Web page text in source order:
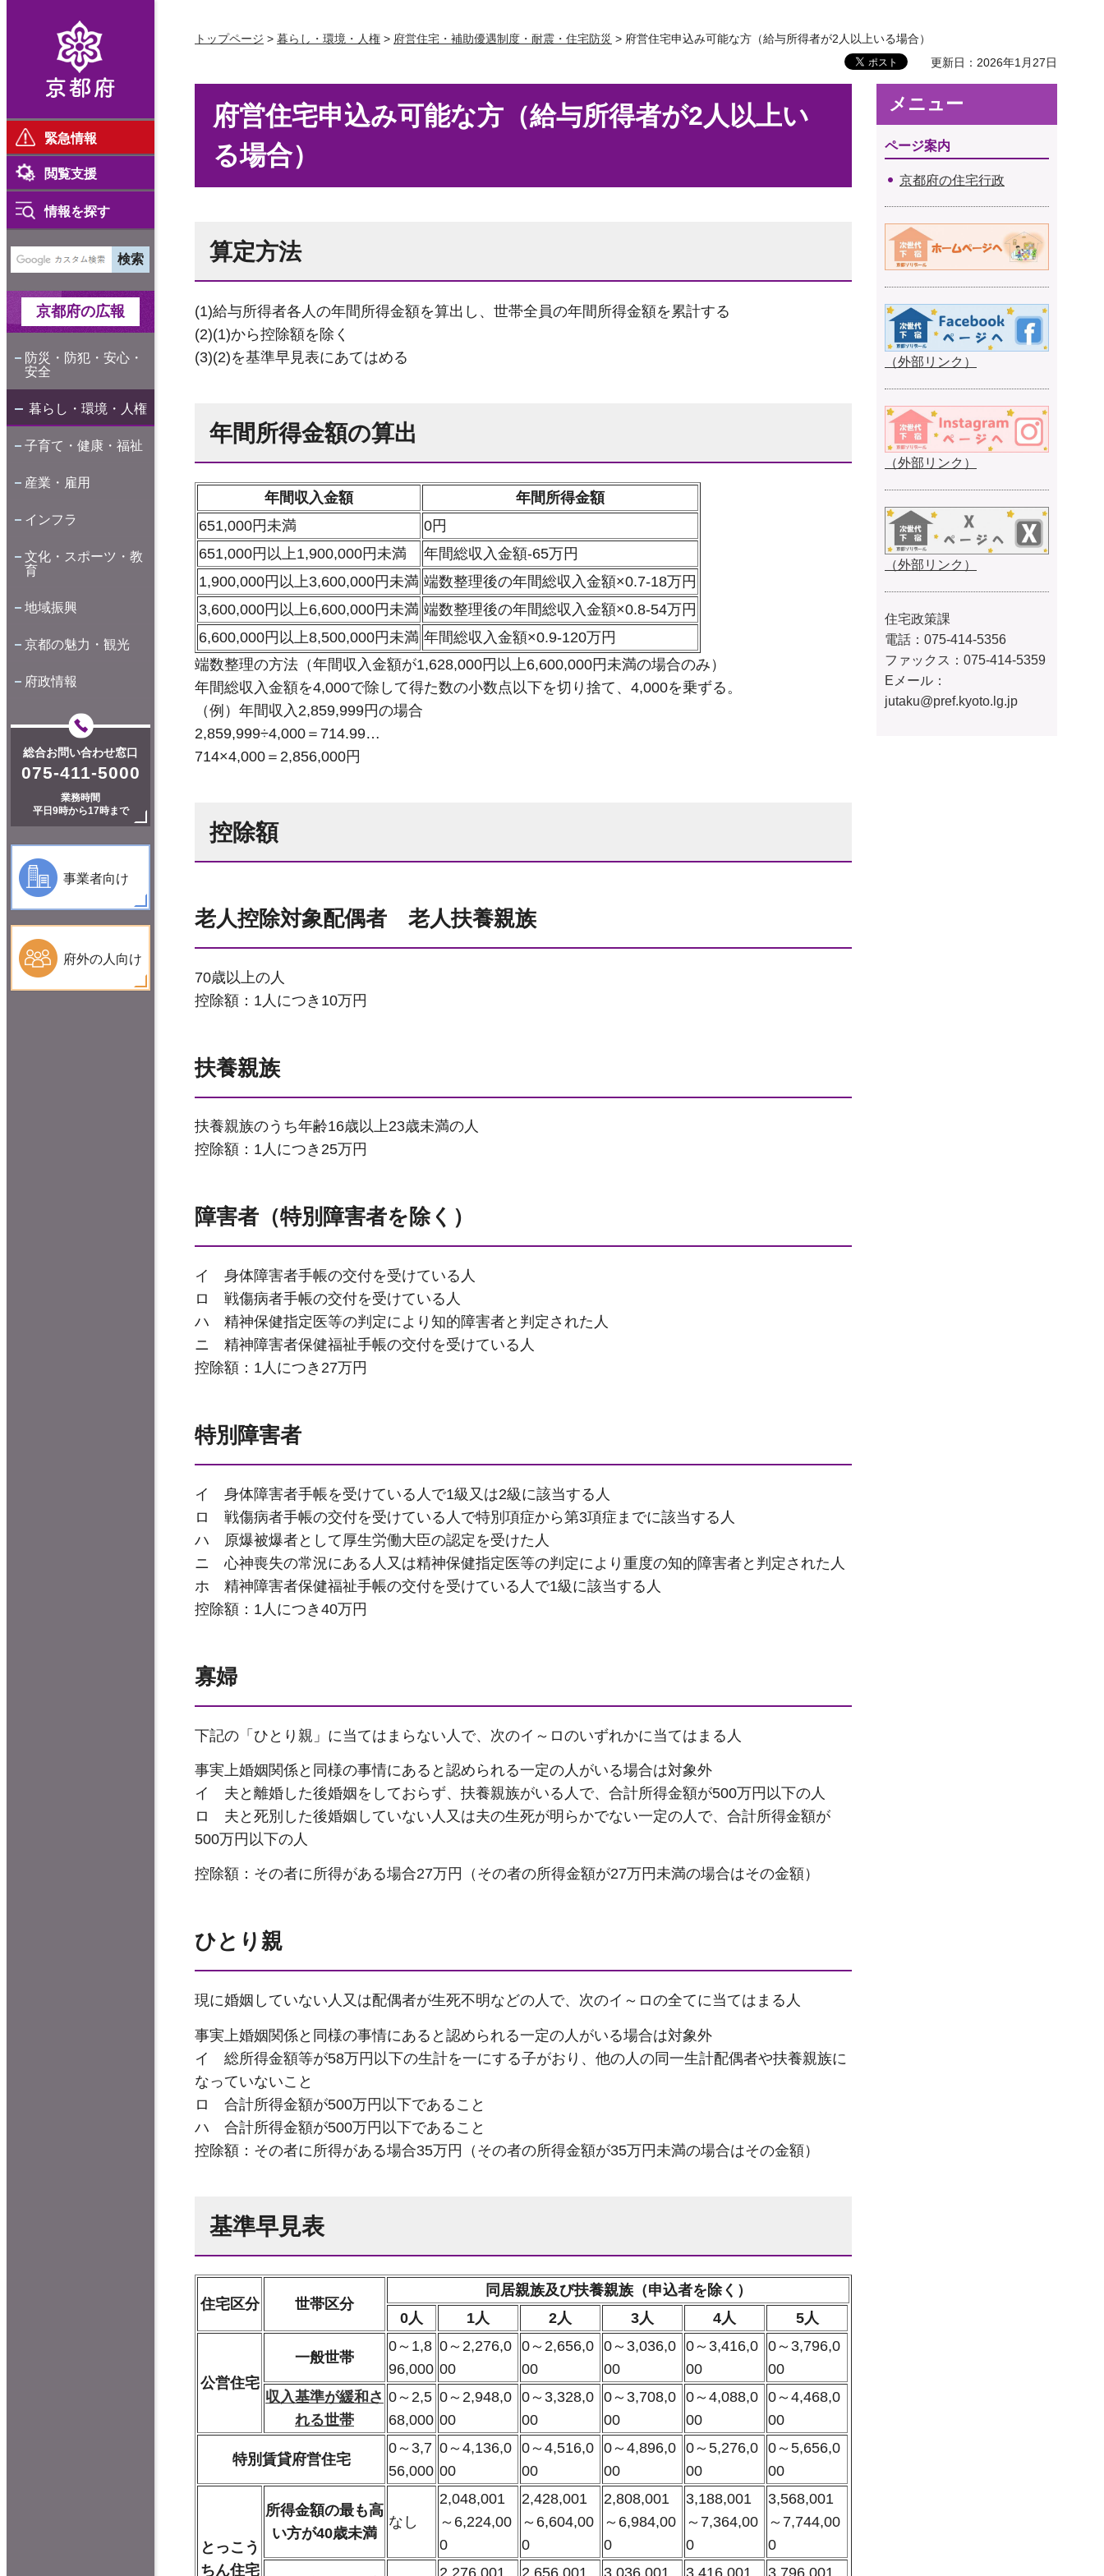
緊急情報
閲覧支援
情報を探す
京都府の広報
防災・防犯・安心・
安全
暮らし・環境・人権
子育て・健康・福祉
産業・雇用
インフラ
文化・スポーツ・教
育
地域振興
京都の魅力・観光
府政情報
総合お問い合わせ窓口
075-411-5000
業務時間
平日9時から17時まで
事業者向け
府外の人向け
トップページ > 暮らし・環境・人権 > 府営住宅・補助優遇制度・耐震・住宅防災 > 府営住宅申込み可能な方（給与所得者が2人以上いる場合）
更新日：2026年1月27日
府営住宅申込み可能な方（給与所得者が2人以上い
る場合）
算定方法
(1)給与所得者各人の年間所得金額を算出し、世帯全員の年間所得金額を累計する
(2)(1)から控除額を除く
(3)(2)を基準早見表にあてはめる
年間所得金額の算出
年間収入金額
年間所得金額
651,000円未満
0円
651,000円以上1,900,000円未満
年間総収入金額-65万円
1,900,000円以上3,600,000円未満 端数整理後の年間総収入金額×0.7-18万円
3,600,000円以上6,600,000円未満 端数整理後の年間総収入金額×0.8-54万円
6,600,000円以上8,500,000円未満 年間総収入金額×0.9-120万円
端数整理の方法（年間収入金額が1,628,000円以上6,600,000円未満の場合のみ）
年間総収入金額を4,000で除して得た数の小数点以下を切り捨て、4,000を乗ずる。
（例）年間収入2,859,999円の場合
2,859,999÷4,000＝714.99…
714×4,000＝2,856,000円
控除額
老人控除対象配偶者 老人扶養親族
70歳以上の人
控除額：1人につき10万円
扶養親族
扶養親族のうち年齢16歳以上23歳未満の人
控除額：1人につき25万円
障害者（特別障害者を除く）
イ 身体障害者手帳の交付を受けている人
ロ 戦傷病者手帳の交付を受けている人
ハ 精神保健指定医等の判定により知的障害者と判定された人
ニ 精神障害者保健福祉手帳の交付を受けている人
控除額：1人につき27万円
特別障害者
イ 身体障害者手帳を受けている人で1級又は2級に該当する人
ロ 戦傷病者手帳の交付を受けている人で特別項症から第3項症までに該当する人
ハ 原爆被爆者として厚生労働大臣の認定を受けた人
ニ 心神喪失の常況にある人又は精神保健指定医等の判定により重度の知的障害者と判定された人
ホ 精神障害者保健福祉手帳の交付を受けている人で1級に該当する人
控除額：1人につき40万円
寡婦
下記の「ひとり親」に当てはまらない人で、次のイ～ロのいずれかに当てはまる人
事実上婚姻関係と同様の事情にあると認められる一定の人がいる場合は対象外
イ 夫と離婚した後婚姻をしておらず、扶養親族がいる人で、合計所得金額が500万円以下の人
ロ 夫と死別した後婚姻していない人又は夫の生死が明らかでない一定の人で、合計所得金額が
500万円以下の人
控除額：その者に所得がある場合27万円（その者の所得金額が27万円未満の場合はその金額）
ひとり親
現に婚姻していない人又は配偶者が生死不明などの人で、次のイ～ロの全てに当てはまる人
事実上婚姻関係と同様の事情にあると認められる一定の人がいる場合は対象外
イ 総所得金額等が58万円以下の生計を一にする子がおり、他の人の同一生計配偶者や扶養親族に
なっていないこと
ロ 合計所得金額が500万円以下であること
ハ 合計所得金額が500万円以下であること
控除額：その者に所得がある場合35万円（その者の所得金額が35万円未満の場合はその金額）
基準早見表
住宅区分 世帯区分
同居親族及び扶養親族（申込者を除く）
0人
1人 2人 3人 4人 5人
公営住宅
一般世帯
0～1,8
96,000
0～2,276,0
00
0～2,656,0
00
0～3,036,0
00
0～3,416,0
00
0～3,796,0
00
収入基準が緩和さ
れる世帯
0～2,5
68,000
0～2,948,0
00
0～3,328,0
00
0～3,708,0
00
0～4,088,0
00
0～4,468,0
00
特別賃貸府営住宅
0～3,7
56,000
0～4,136,0
00
0～4,516,0
00
0～4,896,0
00
0～5,276,0
00
0～5,656,0
00
とっこう
ちん住宅
所得金額の最も高
い方が40歳未満
なし
2,048,001
～6,224,00
0
2,428,001
～6,604,00
0
2,808,001
～6,984,00
0
3,188,001
～7,364,00
0
3,568,001
～7,744,00
0
2,276,001
2,656,001
3,036,001
3,416,001
3,796,001
メニュー
ページ案内
京都府の住宅行政
（外部リンク）
（外部リンク）
（外部リンク）
住宅政策課
電話：075-414-5356
ファックス：075-414-5359
Eメール：
jutaku@pref.kyoto.lg.jp